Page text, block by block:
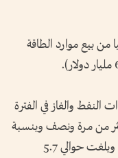
من بيع موارد الطاقة
النفط والغاز في الفترة
من مرة ونصف وبنسبة
68.5% مقارنة بالفترة نفسها من العام 2023 وبلغت حوالي 5.7